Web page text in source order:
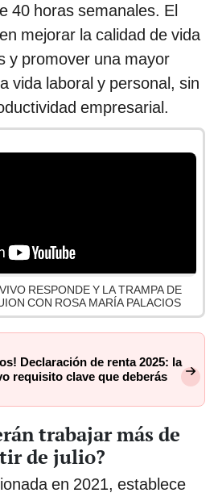
40 horas semanales. El
mejorar la calidad de vida
y promover una mayor
vida laboral y personal, sin
empresarial.
RESPONDE Y LA TRAMPA DE
CON ROSA MARÍA PALACIOS
Declaración de renta 2025: la
requisito clave que deberás
trabajar más de
de julio?
en 2021, establece